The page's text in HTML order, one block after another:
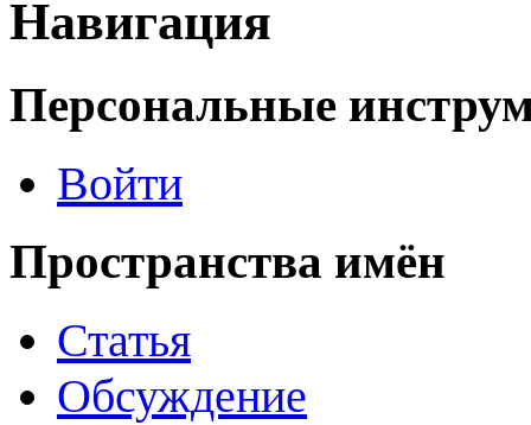
Навигация
Персональные
Войти
Пространства имён
Статья
Обсуждение